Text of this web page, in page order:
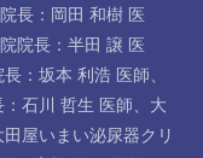
長：岡田 和樹 医
院長：半田 譲 医
長：坂本 利浩 医師、
石川 哲生 医師、 大
田屋いまい泌尿器クリ